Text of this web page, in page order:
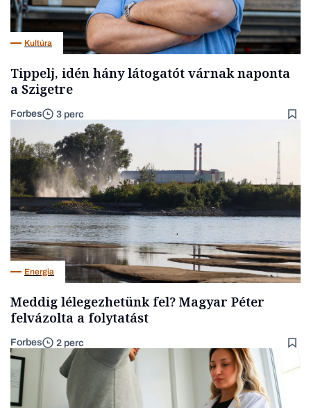
Kultúra
Tippelj, idén hány látogatót várnak naponta
a Szigetre
Forbes 3 perc
Energia
Meddig lélegezhetünk fel? Magyar Péter
felvázolta a folytatást
Forbes 2 perc